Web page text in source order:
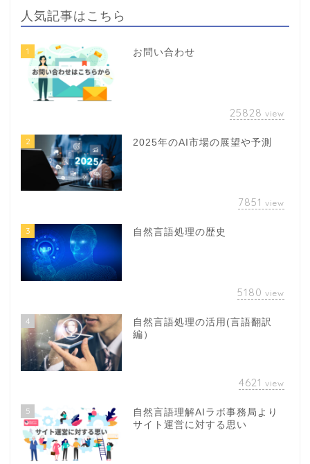
人気記事はこちら
1 お問い合わせ
25828 view
2 2025年のAI市場の展望や予測
7851 view
3 自然言語処理の歴史
5180 view
4
自然言語処理の活用(言語翻訳
編）
4621 view
5
自然言語理解AIラボ事務局より
サイト運営に対する思い